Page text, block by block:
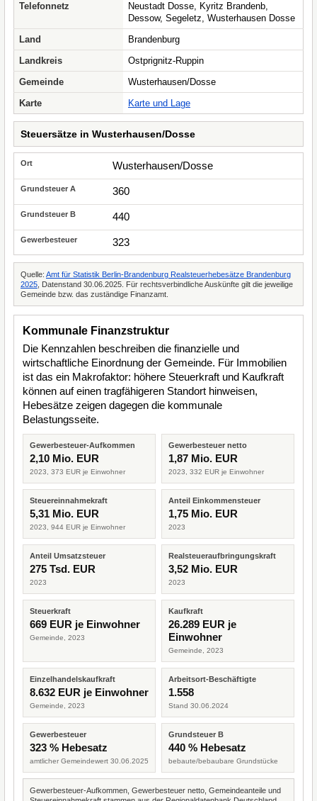
Telefonnetz
Neustadt Dosse, Kyritz Brandenb,
Dessow, Segeletz, Wusterhausen Dosse
Land
Brandenburg
Landkreis
Ostprignitz-Ruppin
Gemeinde
Wusterhausen/Dosse
Karte
Karte und Lage
Steuersätze in Wusterhausen/Dosse
Wusterhausen/Dosse
360
440
323
Quelle: Amt für Statistik Berlin-Brandenburg Realsteuerhebesätze Brandenburg
2025 , Datenstand 30.06.2025. Für rechtsverbindliche Auskünfte gilt die jeweilige
Gemeinde bzw. das zuständige Finanzamt.
Kommunale Finanzstruktur
Die Kennzahlen beschreiben die finanzielle und
wirtschaftliche Einordnung der Gemeinde. Für Immobilien
ist das ein Makrofaktor: höhere Steuerkraft und Kaufkraft
können auf einen tragfähigeren Standort hinweisen,
Hebesätze zeigen dagegen die kommunale
Belastungsseite.
Gewerbesteuer-Aufkommen
2,10 Mio. EUR
2023, 373 EUR je Einwohner
Gewerbesteuer netto
1,87 Mio. EUR
2023, 332 EUR je Einwohner
Steuereinnahmekraft
5,31 Mio. EUR
2023, 944 EUR je Einwohner
Anteil Einkommensteuer
1,75 Mio. EUR
2023
Anteil Umsatzsteuer
275 Tsd. EUR
2023
Realsteueraufbringungskraft
3,52 Mio. EUR
2023
Steuerkraft
669 EUR je Einwohner
Gemeinde, 2023
Kaufkraft
26.289 EUR je
Einwohner
Gemeinde, 2023
Einzelhandelskaufkraft
8.632 EUR je Einwohner
Gemeinde, 2023
Arbeitsort-Beschäftigte
1.558
Stand 30.06.2024
Gewerbesteuer
323 % Hebesatz
amtlicher Gemeindewert 30.06.2025
Grundsteuer B
440 % Hebesatz
bebaute/bebaubare Grundstücke
Gewerbesteuer-Aufkommen, Gewerbesteuer netto, Gemeindeanteile und